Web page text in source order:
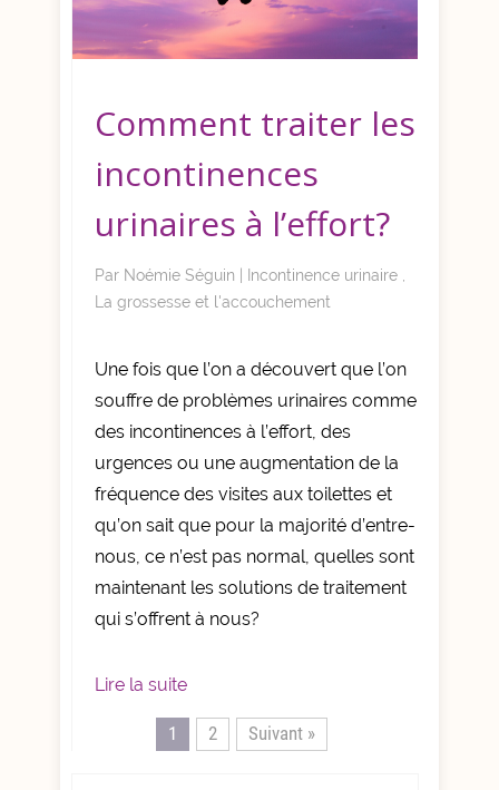
Comment traiter les
incontinences
urinaires à l’effort?
Par Noémie Séguin Incontinence urinaire
La grossesse et l'accouchement
Une fois que l’on a découvert que l’on
souffre de problèmes urinaires comme
des incontinences à l’effort, des
urgences ou une augmentation de la
fréquence des visites aux toilettes et
qu’on sait que pour la majorité d’entre-
nous, ce n’est pas normal, quelles sont
maintenant les solutions de traitement
qui s’offrent à nous?
Lire la suite
1 2 Suivant »